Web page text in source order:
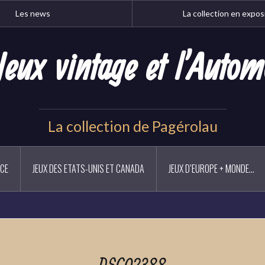
Les news La collection en
vintage et
La collection de Pagérolau
JEUX DES ETATS-UNIS ET CANADA JEUX D’EUROPE + MONDE…